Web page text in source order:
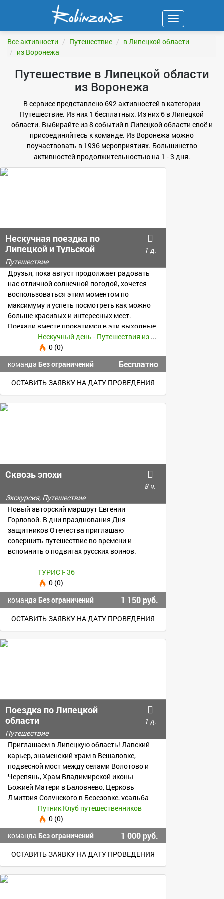
Навигация
Все активности Путешествие
в Липецкой области
из Воронежа
Путешествие в Липецкой области
из Воронежа
В сервисе представлено 692 активностей в категории
Путешествие. Из них 1 бесплатных. Из них 6 в Липецкой
области. Выбирайте из 8 событий в Липецкой области своё и
присоединяйтесь к команде. Из Воронежа можно
поучаствовать в 1936 мероприятиях. Большинство
активностей продолжительностью на 1 - 3 дня.
Нескучная поездка по
Липецкой и Тульской
областям
1 д.
Путешествие
Друзья, пока август продолжает радовать
нас отличной солнечной погодой, хочется
воспользоваться этим моментом по
максимуму и успеть посмотреть как можно
больше красивых и интересных мест.
Поехали вместе прокатимся в эти выходные
на своих авто!
Нескучный день - Путешествия из Воронежа -
0 (0)
команда Без ограничений Бесплатно
ОСТАВИТЬ ЗАЯВКУ НА ДАТУ ПРОВЕДЕНИЯ
Сквозь эпохи
8 ч.
Экскурсия, Путешествие
Новый авторский маршрут Евгении
Горловой. В дни празднования Дня
защитников Отечества приглашаю
совершить путешествие во времени и
вспомнить о подвигах русских воинов.
ТУРИСТ- 36
0 (0)
команда Без ограничений 1 150 руб.
ОСТАВИТЬ ЗАЯВКУ НА ДАТУ ПРОВЕДЕНИЯ
Поездка по Липецкой
области
1 д.
Путешествие
Приглашаем в Липецкую область! Лавский
карьер, знаменский храм в Вешаловке,
подвесной мост между селами Волотово и
Черепянь, Храм Владимирской иконы
Божией Матери в Баловнево, Церковь
Дмитрия Солунского в Березовке, усадьба
Семенова Тян- Шанского.
Путник Клуб путешественников
0 (0)
команда Без ограничений 1 000 руб.
ОСТАВИТЬ ЗАЯВКУ НА ДАТУ ПРОВЕДЕНИЯ